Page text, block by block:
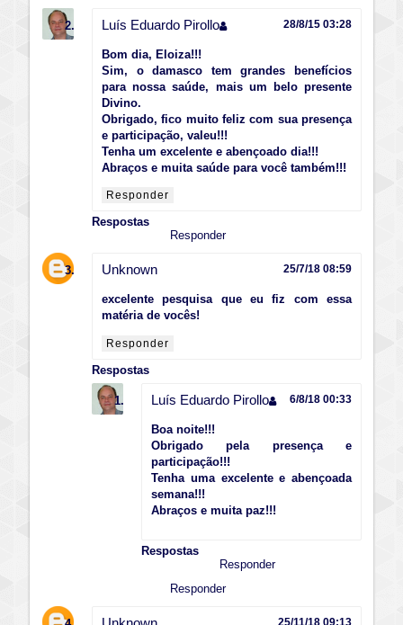
Luís Eduardo Pirollo 28/8/15 03:28
Bom dia, Eloiza!!!
Sim, o damasco tem grandes benefícios
para nossa saúde, mais um belo presente
Divino.
Obrigado, fico muito feliz com sua presença
e participação, valeu!!!
Tenha um excelente e abençoado dia!!!
Abraços e muita saúde para você também!!!
Responder
Respostas
Responder
Unknown 25/7/18 08:59
excelente pesquisa que eu fiz com essa
matéria de vocês!
Responder
Respostas
Luís Eduardo Pirollo 6/8/18 00:33
Boa noite!!!
Obrigado pela presença e
participação!!!
Tenha uma excelente e abençoada
semana!!!
Abraços e muita paz!!!
Respostas
Responder
Responder
25/11/18 09:13